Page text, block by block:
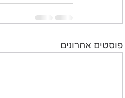
פוסטים אחרונים